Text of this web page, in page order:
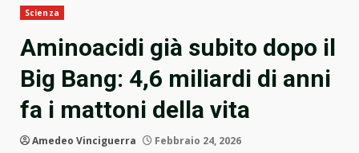
Scienza
Aminoacidi già subito dopo il
Big Bang: 4,6 miliardi di anni
fa i mattoni della vita
Amedeo Vinciguerra Febbraio 24, 2026